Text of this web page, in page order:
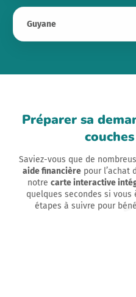
Guyane
Préparer sa
Saviez-vous que de
aide financière pour l’achat
notre carte interactive
quelques secondes si
étapes à suivre pour